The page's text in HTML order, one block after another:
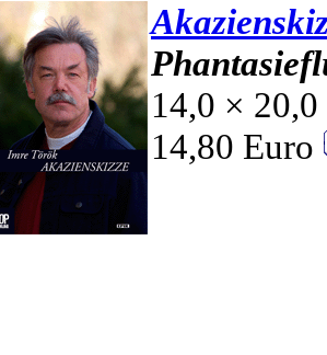
14,0 ×
14,80 Euro